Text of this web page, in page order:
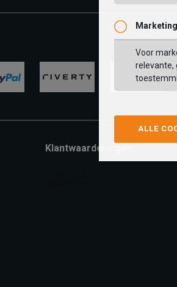
Klantwaarderingen:
Voor
relevante,
ALLE